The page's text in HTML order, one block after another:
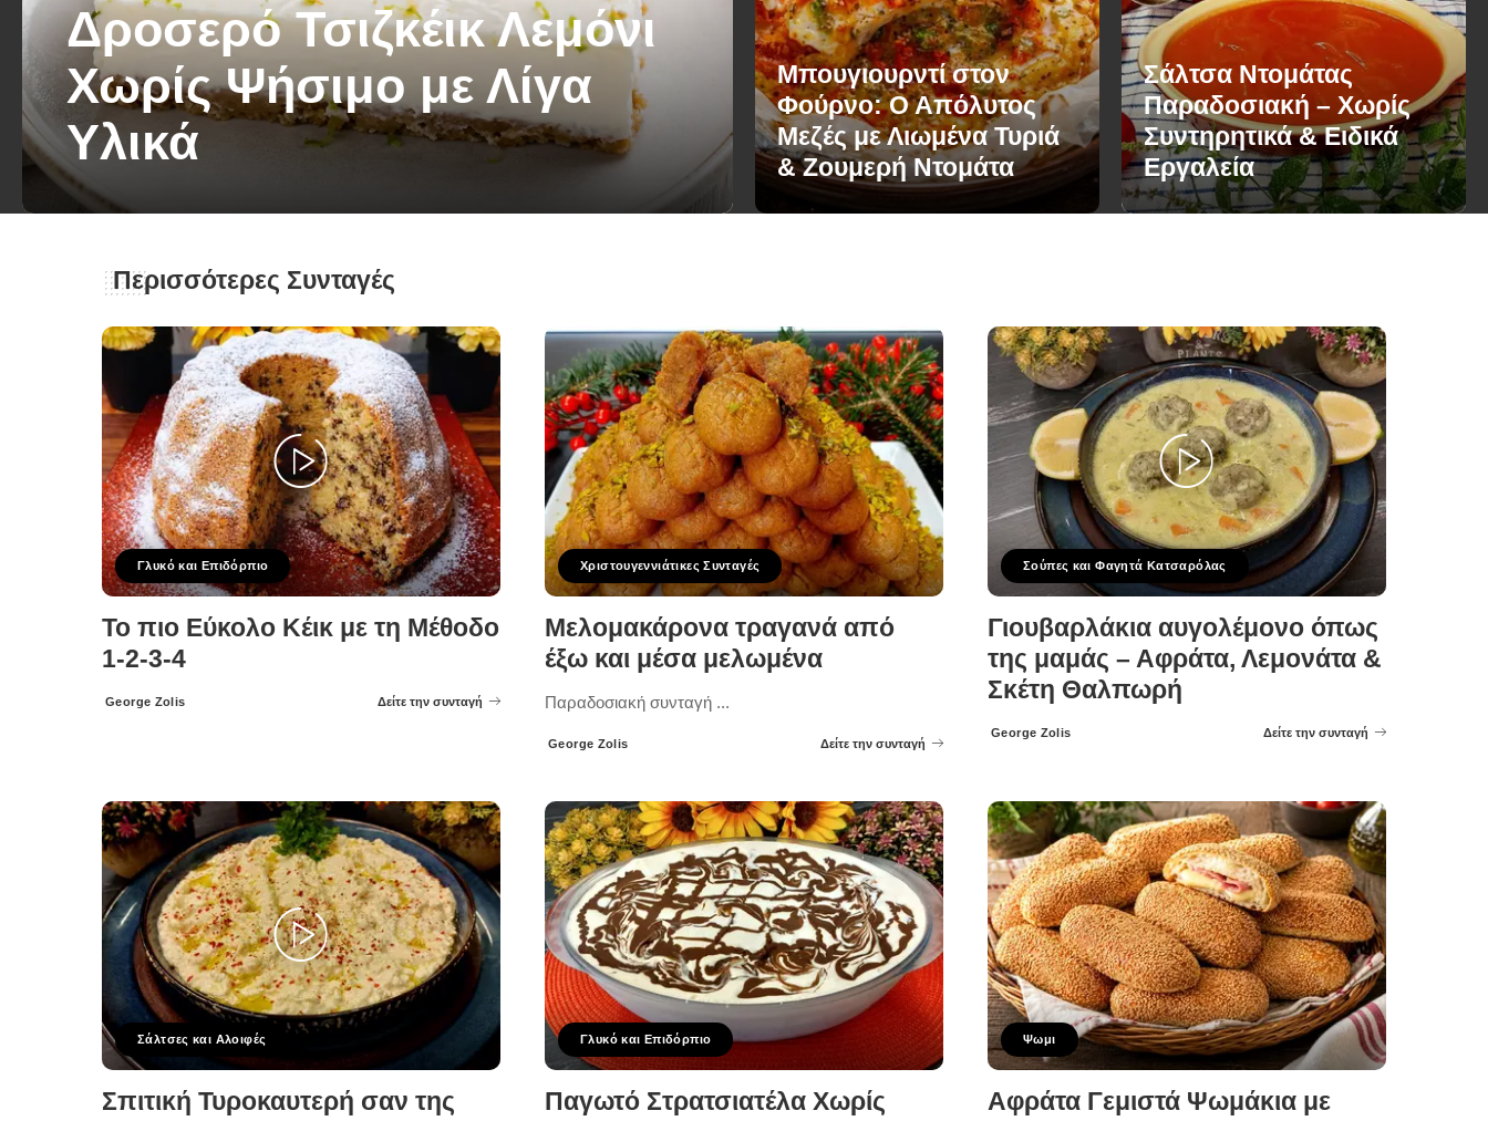
Δροσερό Τσιζκέικ Λεμόνι
Χωρίς Ψήσιμο με Λίγα
Υλικά
Posted
George Zolis
Μπουγιουρντί στον
Φούρνο: Ο Απόλυτος
Μεζές με Λιωμένα Τυριά
& Ζουμερή Ντομάτα
Σάλτσα Ντομάτας
Παραδοσιακή – Χωρίς
Συντηρητικά & Ειδικά
Εργαλεία
Περισσότερες Συνταγές
Γλυκό και Επιδόρπιο
Το πιο Εύκολο Κέικ με τη Μέθοδο
1-2-3-4
Posted
George Zolis Δείτε την συνταγή
Χριστουγεννιάτικες Συνταγές
Μελομακάρονα τραγανά από
έξω και μέσα μελωμένα
Παραδοσιακή συνταγή ...
Posted
George Zolis Δείτε την συνταγή
Σούπες και Φαγητά Κατσαρόλας
Γιουβαρλάκια αυγολέμονο όπως
της μαμάς – Αφράτα, Λεμονάτα &
Σκέτη Θαλπωρή
Posted
George Zolis Δείτε την συνταγή
Σάλτσες και Αλοιφές
Σπιτική Τυροκαυτερή σαν της
Γλυκό και Επιδόρπιο
Παγωτό Στρατσιατέλα Χωρίς
Ψωμι
Αφράτα Γεμιστά Ψωμάκια με